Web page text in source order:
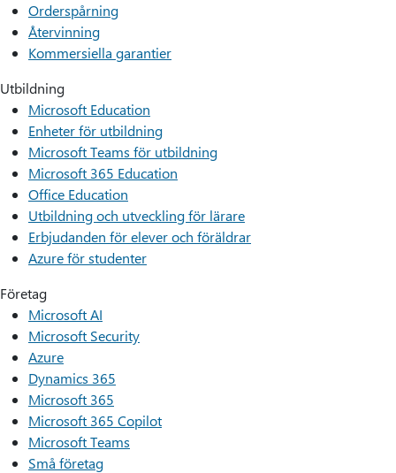
Orderspårning
Återvinning
Kommersiella garantier
Utbildning
Microsoft Education
Enheter för utbildning
Microsoft Teams för utbildning
Microsoft 365 Education
Office Education
Utbildning och utveckling för lärare
Erbjudanden för elever och föräldrar
Azure för studenter
Företag
Microsoft AI
Microsoft Security
Azure
Dynamics 365
Microsoft 365
Microsoft 365 Copilot
Microsoft Teams
Små företag